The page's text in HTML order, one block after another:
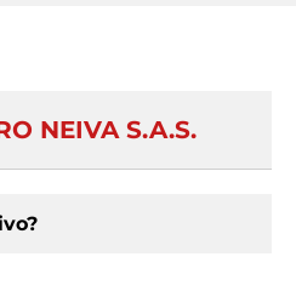
NEIVA S.A.S.